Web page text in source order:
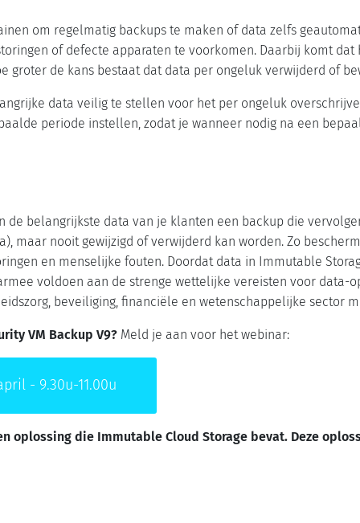
om regelmatig backups te maken of data zelfs
of defecte apparaten te voorkomen. Daarbij komt
groter de kans bestaat dat data per ongeluk verwijderd of
data veilig te stellen voor het per ongeluk
periode instellen, zodat je wanneer nodig na een
de belangrijkste data van je klanten een backup die
maar nooit gewijzigd of verwijderd kan worden. Zo
en menselijke fouten. Doordat data in Immutable
voldoen aan de strenge wettelijke vereisten voor data-
beveiliging, financiële en wetenschappelijke sector
VM Backup V9? Meld je aan voor het webinar:
- 9.30u-11.00u
oplossing die Immutable Cloud Storage bevat. Deze